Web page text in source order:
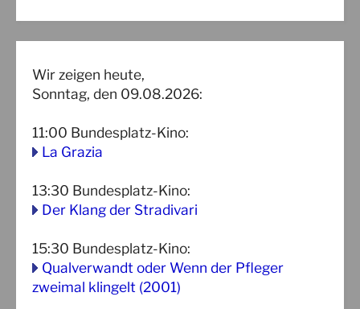
Wir zeigen heute,
Sonntag, den 09.08.2026:
11:00 Bundesplatz-Kino:
La Grazia
13:30 Bundesplatz-Kino:
Der Klang der Stradivari
15:30 Bundesplatz-Kino:
Qualverwandt oder Wenn der Pfleger
zweimal klingelt (2001)